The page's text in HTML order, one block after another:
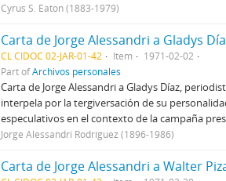
Cyrus S. Eaton (1883-1979)
Carta de Jorge Alessandri a Gladys
CL CIDOC 02-JAR-01-42 Item
1971-02-02
Part ofArchivos personales
Carta de Jorge Alessandri a Gladys Díaz,
interpela por la tergiversación de su
especulativos en el contexto de la campaña
Jorge Alessandri Rodríguez (1896-1986)
Carta de Jorge Alessandri a Walter